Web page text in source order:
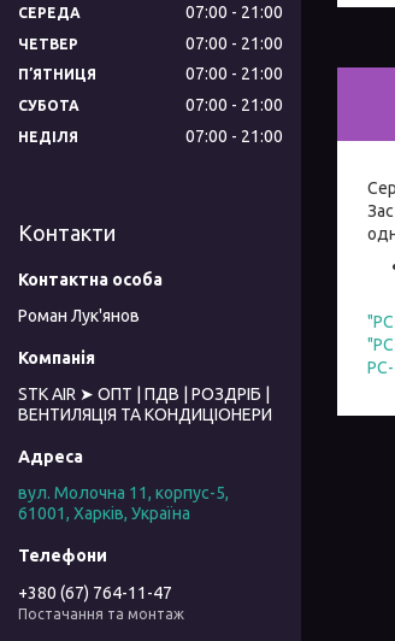
РС-
СЕРЕДА 07:00 21:00
ЧЕТВЕР 07:00 21:00
ПʼЯТНИЦЯ 07:00 21:00
СУБОТА 07:00 21:00
НЕДІЛЯ 07:00 21:00
Контакти
Роман Лук'янов
STK AIR ➤ ОПТ | ПДВ | РОЗДРІБ |
ВЕНТИЛЯЦІЯ ТА КОНДИЦІОНЕРИ
вул. Молочна 11, корпус-5,
61001, Харків, Україна
+380 (67) 764-11-47
Постачання та монтаж